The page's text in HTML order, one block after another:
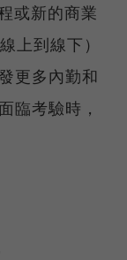
或新的商業
上到線下）
更多內勤和
臨考驗時，